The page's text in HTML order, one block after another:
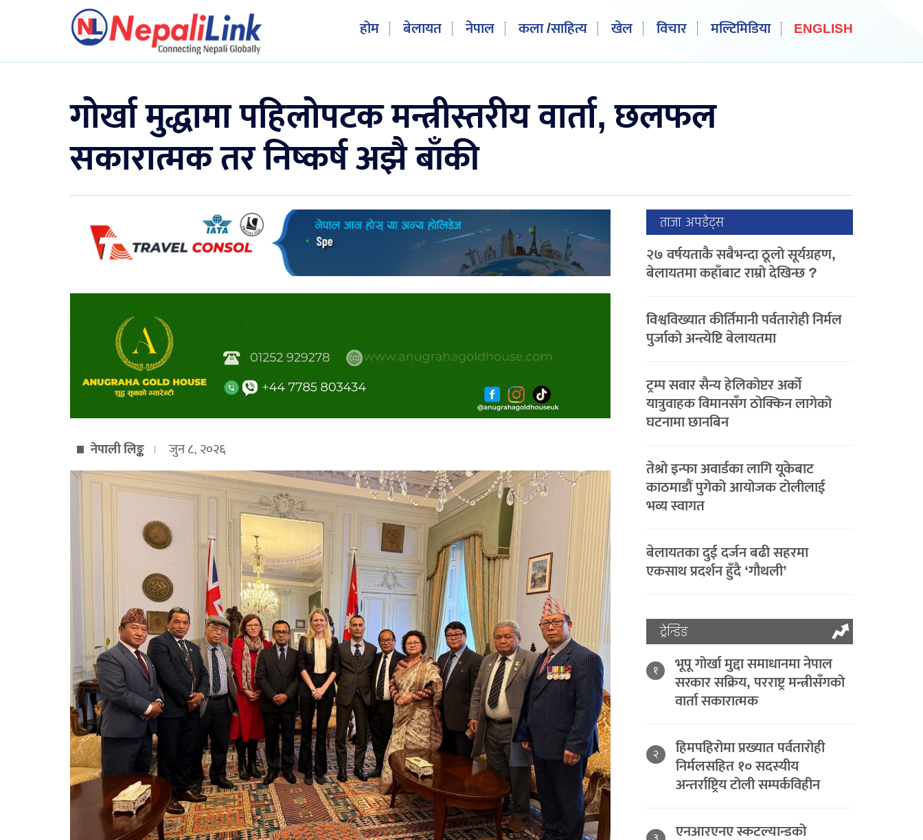
होम बेलायत नेपाल कला /साहित्य खेल विचार मल्टिमिडिया ENGLISH
गोर्खा मुद्धामा पहिलोपटक मन्त्रीस्तरीय वार्ता, छलफल
सकारात्मक तर निष्कर्ष अझै बाँकी
नेपाली लिङ्क जुन ८, २०२६
ताजा अपडेट्स
२७ वर्षयताकै सबैभन्दा ठूलो सूर्यग्रहण,
बेलायतमा कहाँबाट राम्रो देखिन्छ ?
विश्वविख्यात कीर्तिमानी पर्वतारोही निर्मल
पुर्जाको अन्त्येष्टि बेलायतमा
ट्रम्प सवार सैन्य हेलिकोप्टर अर्को
यात्रुवाहक विमानसँग ठोक्किन लागेको
घटनामा छानबिन
तेश्रो इन्फा अवार्डका लागि यूकेबाट
काठमाडौं पुगेको आयोजक टोलीलाई
भव्य स्वागत
बेलायतका दुई दर्जन बढी सहरमा
एकसाथ प्रदर्शन हुँदै ‘गौथली’
ट्रेन्डिङ
१ भूपू गोर्खा मुद्दा समाधानमा नेपाल
सरकार सक्रिय, परराष्ट्र मन्त्रीसँगको
वार्ता सकारात्मक
२ हिमपहिरोमा प्रख्यात पर्वतारोही
निर्मलसहित १० सदस्यीय
अन्तर्राष्ट्रिय टोली सम्पर्कविहीन
एनआरएनए स्कटल्यान्डको